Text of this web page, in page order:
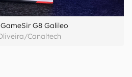
G8 Galileo
Canaltech